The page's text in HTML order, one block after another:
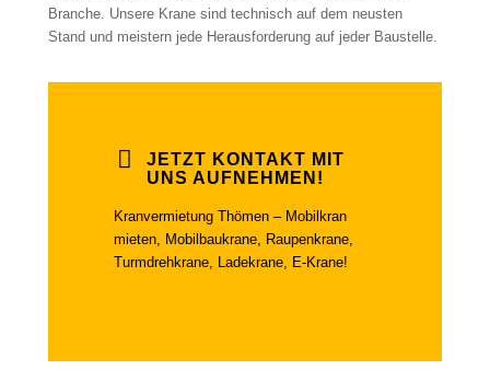
Branche. Unsere Krane sind technisch auf dem neusten
Stand und meistern jede Herausforderung auf jeder Baustelle.
JETZT KONTAKT MIT
UNS AUFNEHMEN!
Kranvermietung Thömen – Mobilkran
mieten, Mobilbaukrane, Raupenkrane,
Turmdrehkrane, Ladekrane, E-Krane!